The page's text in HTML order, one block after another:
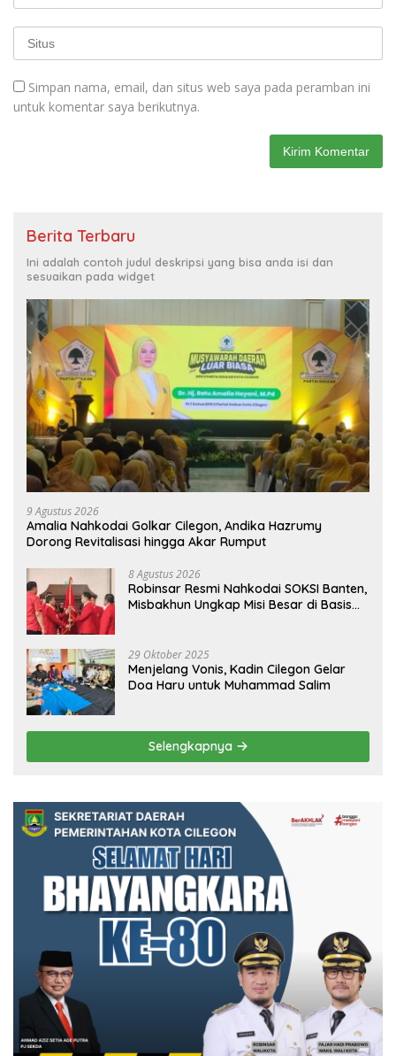
Simpan nama, email, dan situs web saya pada peramban ini
untuk komentar saya berikutnya.
Berita Terbaru
Ini adalah contoh judul deskripsi yang bisa anda isi dan
sesuaikan pada widget
9 Agustus 2026
Amalia Nahkodai Golkar Cilegon, Andika Hazrumy
Dorong Revitalisasi hingga Akar Rumput
8 Agustus 2026
Robinsar Resmi Nahkodai SOKSI Banten,
Misbakhun Ungkap Misi Besar di Basis
29 Oktober 2025
Menjelang Vonis, Kadin Cilegon Gelar
Doa Haru untuk Muhammad Salim
Selengkapnya